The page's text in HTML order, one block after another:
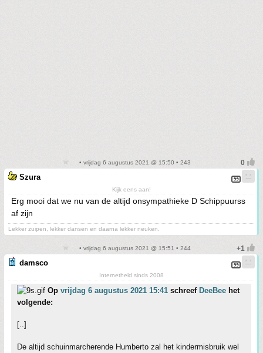
• vrijdag 6 augustus 2021 @ 15:50 • 243
Szura
Kijk eens aan!
Erg mooi dat we nu van de altijd onsympathieke D Schippuurss
af zijn
Lekker zuipen, lekker dansen en daarna lekker neuken.
• vrijdag 6 augustus 2021 @ 15:51 • 244
damsco
Internetheld sinds 2008
Op vrijdag 6 augustus 2021 15:41 schreef DeeBee het
volgende:
[..]
De altijd schuinmarcherende Humberto zal het kindermisbruik wel